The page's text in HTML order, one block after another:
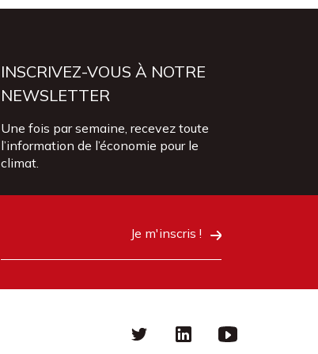
INSCRIVEZ-VOUS À NOTRE
NEWSLETTER
Une fois par semaine, recevez toute
l’information de l’économie pour le
climat.
Je m'inscris !
Twitterlinkedin Youtube